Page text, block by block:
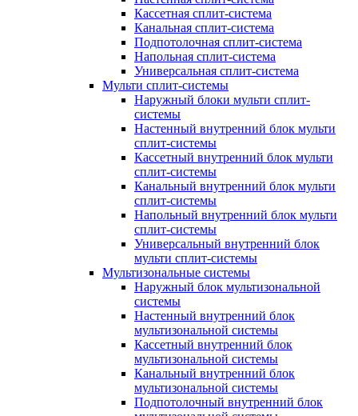
Кассетная сплит-система
Канальная сплит-система
Подпотолочная сплит-система
Напольная сплит-система
Универсальная сплит-система
Мульти сплит-системы
Наружный блоки мульти сплит-
системы
Настенный внутренний блок мульти
сплит-системы
Кассетный внутренний блок мульти
сплит-системы
Канальный внутренний блок мульти
сплит-системы
Напольный внутренний блок мульти
сплит-системы
Универсальный внутренний блок
мульти сплит-системы
Мультизональные системы
Наружный блок мультизональной
системы
Настенный внутренний блок
мультизональной системы
Кассетный внутренний блок
мультизональной системы
Канальный внутренний блок
мультизональной системы
Подпотолочный внутренний блок